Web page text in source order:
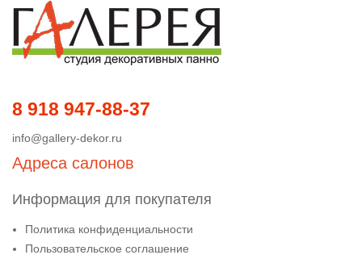
8 918 947-88-37
info@gallery-dekor.ru
Адреса салонов
Информация для покупателя
Политика конфиденциальности
Пользовательское соглашение